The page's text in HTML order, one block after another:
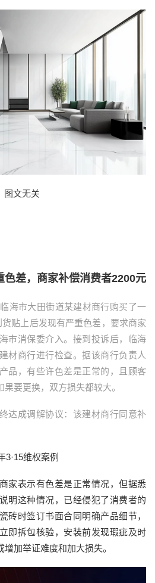
图文无关
色差，商家补偿消费者2200元
海市大田街道某建材商行购买了一
贴上后发现有严重色差，要求商家
市消保委介入。接到投诉后，临海
材商行进行检查。据该商行负责人
品，有些许色差是正常的，且顾客
要更换，双方损失都较大。
达成调解协议：该建材商行同意补
3·15维权案例
家表示有色差是正常情况，但据悉
明这种情况，已经侵犯了消费者的
砖时签订书面合同明确产品细节，
即拆包核验，安装前发现瑕疵及时
加举证难度和加大损失。